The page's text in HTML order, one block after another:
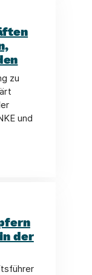
zu
und
der